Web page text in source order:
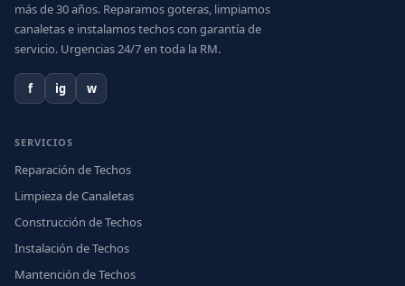
más de 30 años. Reparamos goteras, limpiamos
canaletas e instalamos techos con garantía de
servicio. Urgencias 24/7 en toda la RM.
f ig w
SERVICIOS
Reparación de Techos
Limpieza de Canaletas
Construcción de Techos
Instalación de Techos
Mantención de Techos